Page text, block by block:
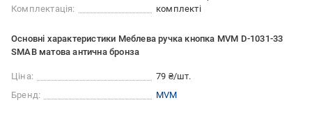
Комплектація:
комплекті
Основні характеристики Меблева ручка кнопка MVM D-1031-33
SMAB матова антична бронза
Ціна:
79 ₴/шт.
Бренд:
MVM